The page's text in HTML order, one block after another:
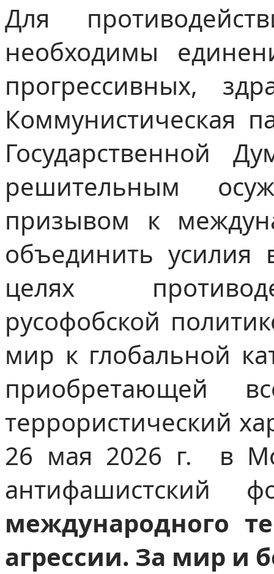
Для
необходимы
прогрессивных,
Коммунистическая
Государственной
решительным
призывом к
объединить
целях
русофобской
мир к глобальной
приобретающей
террористический
26 мая 2026 г. в
антифашистский
международного
агрессии. За мир и